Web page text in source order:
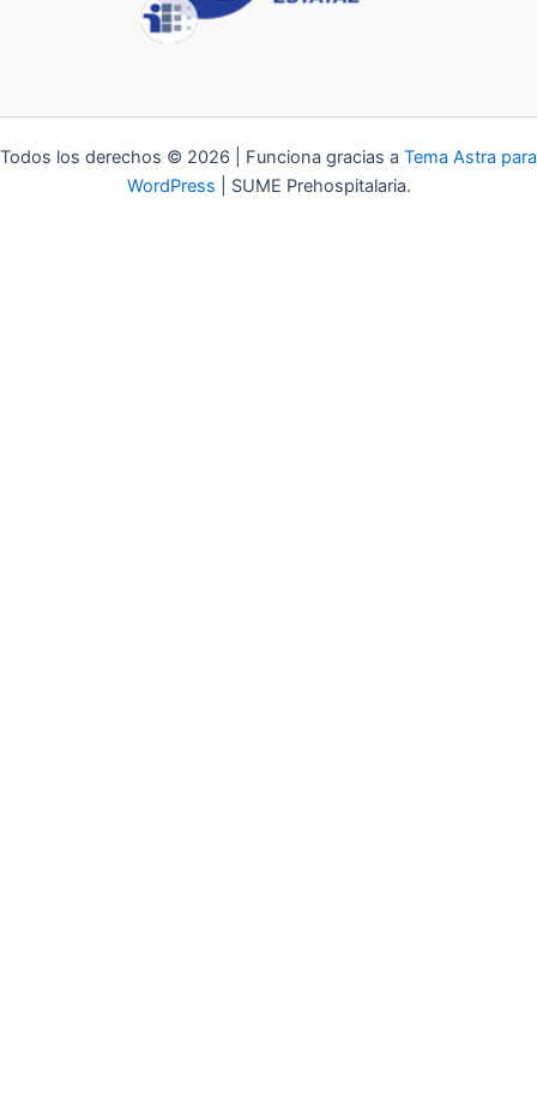
Todos los derechos © 2026 | Funciona gracias a Tema Astra para
WordPress | SUME Prehospitalaria.